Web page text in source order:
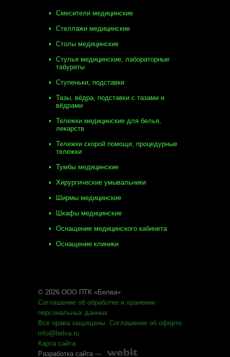
Смесители медицинские
Стеллажи медицинские
Столы медицинские
Стулья медицинские, лабораторные
табуреты
Ступеньки, подставки
Тазы, вёдра, подставки с тазами и
вёдрами
Тележки медицинские для белья,
лекарств
Тележки скорой помощи, процедурные
тележки
Тумбы медицинские
Хирургические умывальники
Ширмы медицинские
Шкафы медицинские
Оснащение медицинского кабинета
Оснащение клиники
© 2026 ООО ПТК «Белва»
Соглашение об обработке и хранении
персональных данных
Все права защищены. Соглашение об оферте.
info@belva.ru
Карта сайта
Разработка сайта —